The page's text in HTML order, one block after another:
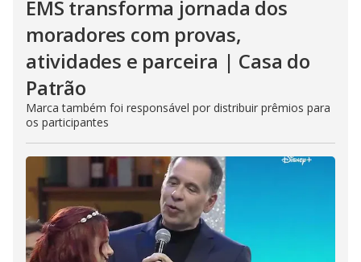
EMS transforma jornada dos
moradores com provas,
atividades e parceira | Casa do
Patrão
Marca também foi responsável por distribuir prêmios para
os participantes